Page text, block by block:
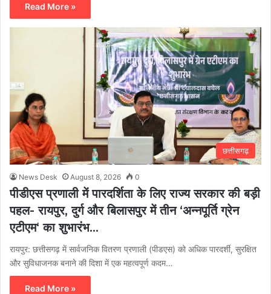
Read More »
छत्तीसगढ़
News Desk August 8, 2026 0
पीडीएस प्रणाली में पारदर्शिता के लिए राज्य सरकार की बड़ी
पहल- रायपुर, दुर्ग और बिलासपुर में तीन ‘अन्नपूर्ति ग्रेन
एटीएम‘ का शुभारंभ…
रायपुर: छत्तीसगढ़ में सार्वजनिक वितरण प्रणाली (पीडएस) को अधिक पारदर्शी, सुरक्षित
और सुविधाजनक बनाने की दिशा में एक महत्वपूर्ण कदम…
Read More »